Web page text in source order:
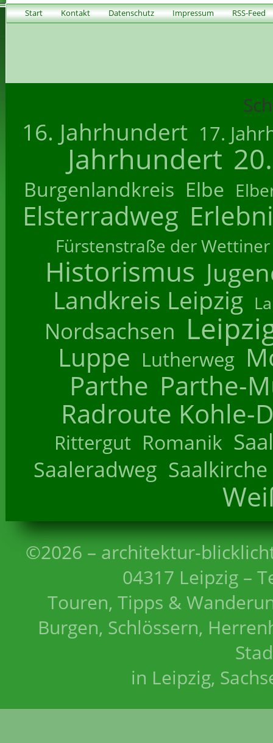
Start Kontakt Datenschutz Impressum RSS-Feed
16. Jahrhundert 17.
Jahrhundert
Burgenlandkreis Elbe
Elsterradweg
Fürstenstraße der Wettiner
Historismus
Landkreis Leipzig
Nordsachsen
Luppe Lutherweg
Parthe Parthe-
Radroute Kohle-
Rittergut Romanik
Saaleradweg Saalkirche
©2026 – architektur-
04317 Leipzig –
Touren, Tipps &
Burgen, Schlössern,
in Leipzig,